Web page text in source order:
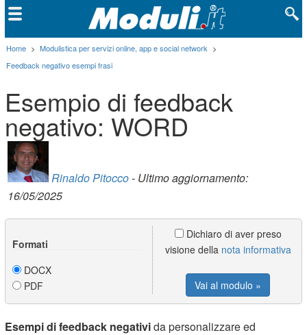
Home > Modulistica per servizi online, app e social network >
Feedback negativo esempi frasi
Esempio di feedback
negativo: WORD
Rinaldo Pitocco- Ultimo aggiornamento:
16/05/2025
Formati
DOCX
PDF
Dichiaro di aver preso
visione della nota informativa
Vai al modulo »
Esempi di feedback negativida personalizzare ed